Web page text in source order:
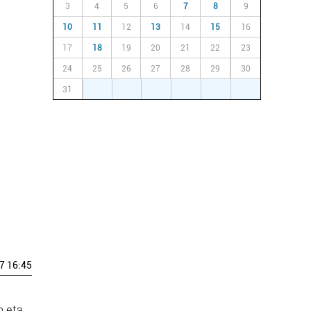
16:45
3 4 5 6 7 8 9
10 11 12 13 14 15 16
17 18 19 20 21 22 23
24 25 26 27 28 29 30
31